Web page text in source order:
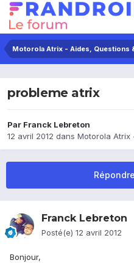
Motorola Atrix - Aides, Questions
probleme atrix
Par Franck Lebreton
12 avril 2012 dans Motorola Atrix
Franck Lebreton
Posté(e) 12 avril 2012
Bonjour,